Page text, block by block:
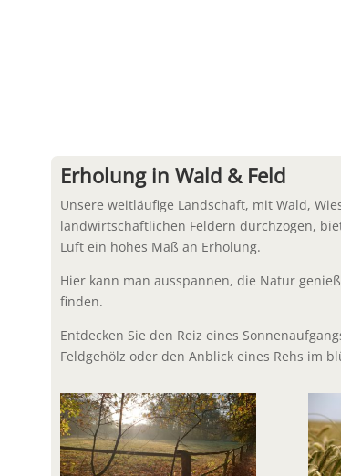
Erholung in Wald & Feld
Unsere weitläufige Landschaft, mit Wald,
landwirtschaftlichen Feldern durchzogen,
Luft ein hohes Maß an Erholung.
Hier kann man ausspannen, die Natur
finden.
Entdecken Sie den Reiz eines
Feldgehölz oder den Anblick eines Rehs im